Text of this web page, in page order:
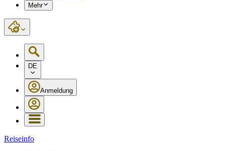
Mehr
DE
Anmeldung
Reiseinfo